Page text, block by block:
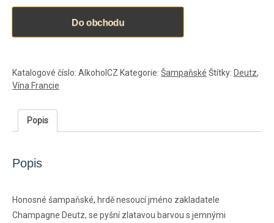
Do obchodu
Katalogové číslo: AlkoholCZ Kategorie: Šampaňské Štítky: Deutz,
Vína Francie
Popis
Popis
Honosné šampaňské, hrdě nesoucí jméno zakladatele
Champagne Deutz, se pyšní zlatavou barvou s jemnými